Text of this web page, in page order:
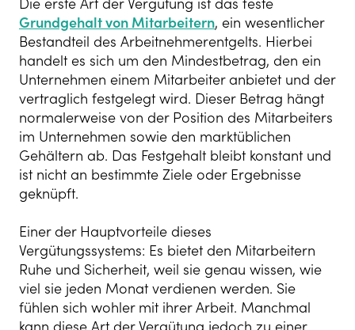
Grundgehalt von Mitarbeitern, ein wesentlicher
Bestandteil des Arbeitnehmerentgelts. Hierbei
handelt es sich um den Mindestbetrag, den ein
Unternehmen einem Mitarbeiter anbietet und der
vertraglich festgelegt wird. Dieser Betrag hängt
normalerweise von der Position des Mitarbeiters
im Unternehmen sowie den marktüblichen
Gehältern ab. Das Festgehalt bleibt konstant und
ist nicht an bestimmte Ziele oder Ergebnisse
geknüpft.
Einer der Hauptvorteile dieses
Vergütungssystems: Es bietet den Mitarbeitern
Ruhe und Sicherheit, weil sie genau wissen, wie
viel sie jeden Monat verdienen werden. Sie
fühlen sich wohler mit ihrer Arbeit. Manchmal